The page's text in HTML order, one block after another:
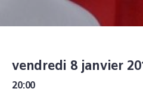
vendredi 8 janvier
20:00